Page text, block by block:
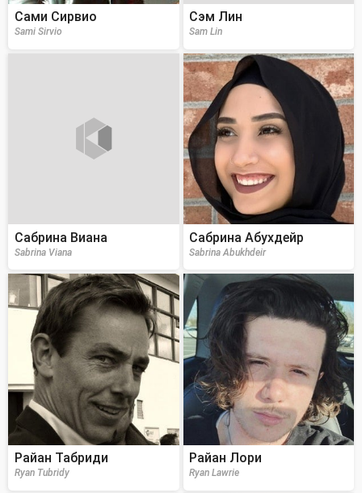
Сами Сирвио
Sami Sirvio
Сэм Лин
Sam Lin
Сабрина Виана
Sabrina Viana
Сабрина Абухдейр
Sabrina Abukhdeir
Райан Табриди
Ryan Tubridy
Райан Лори
Ryan Lawrie